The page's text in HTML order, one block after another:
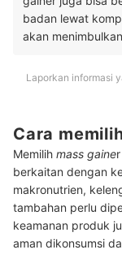
badan lewat
akan
Laporkan informasi
Cara
Memilih mass gaine
berkaitan dengan
makronutrien,
tambahan perlu
keamanan produk
aman dikonsumsi